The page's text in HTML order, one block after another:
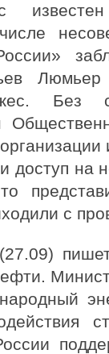
Без
доступ на
с